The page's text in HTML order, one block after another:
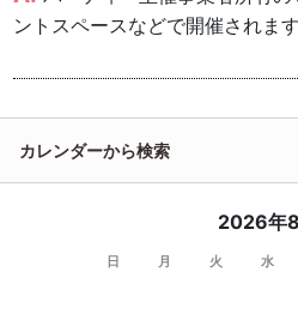
ントスペースなどで開催されます
カレンダーから検索
2026年
日 月 火 水